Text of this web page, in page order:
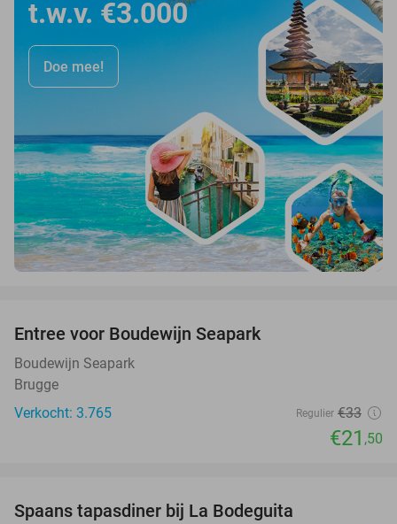
t.w.v. €3.000
Doe mee!
Entree voor Boudewijn Seapark
Boudewijn Seapark
Brugge
Verkocht: 3.765
Regulier €33
€21 ,50
Spaans tapasdiner bij La Bodeguita